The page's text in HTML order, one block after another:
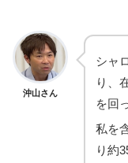
沖山さん
シャ
り、
を回
私を
り約